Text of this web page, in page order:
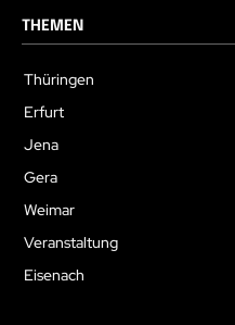
THEMEN
Thüringen
Erfurt
Jena
Gera
Weimar
Veranstaltung
Eisenach